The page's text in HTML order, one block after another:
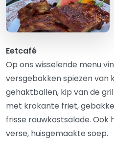
Eetcafé
Op ons wisselende menu
versgebakken spiezen van
gehaktballen, kip van de
met krokante friet,
frisse rauwkostsalade. Ook
verse, huisgemaakte soep.